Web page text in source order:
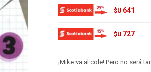
$U 641
$U 727
¡Mike va al cole! Pero no será